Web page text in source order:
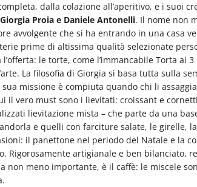
dalla colazione all’aperitivo, e i suoi
Giorgia Proia e Daniele Antonelli. Il nome non
avvolgente che si ha entrando in una casa
prime di altissima qualità selezionate
l’offerta: le torte, come l’immancabile Torta
La filosofia di Giorgia si basa tutta sulla
missione è compiuta quando chi li
il vero must sono i lievitati: croissant e
lievitazione mista – che parte da una
e quelli con farciture salate, le girelle,
il panettone nel periodo del Natale e la
Rigorosamente artigianale e ben bilanciato,
non meno importante, è il caffè: le miscele